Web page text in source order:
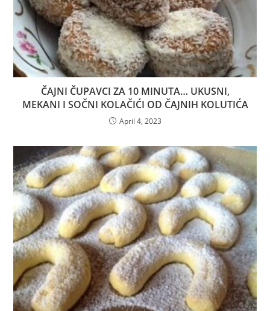
ČAJNI ČUPAVCI ZA 10 MINUTA… UKUSNI,
MEKANI I SOČNI KOLAČIĆI OD ČAJNIH KOLUTIĆA
April 4, 2023